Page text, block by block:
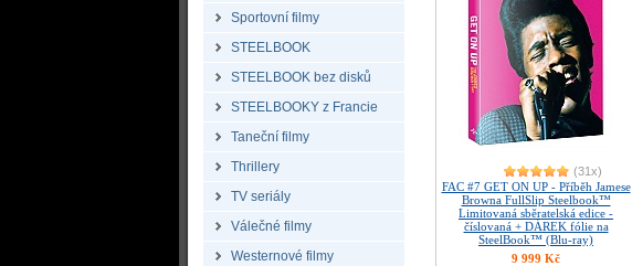
Sportovní filmy
STEELBOOK
STEELBOOK bez disků
STEELBOOKY z Francie
Taneční filmy
Thrillery
TV seriály
Válečné filmy
Westernové filmy
(31x)
FAC #7 GET ON UP - Příběh Jamese
Browna FullSlip Steelbook™
Limitovaná sběratelská edice -
číslovaná + DÁREK fólie na
SteelBook™ (Blu-ray)
9 999 Kč